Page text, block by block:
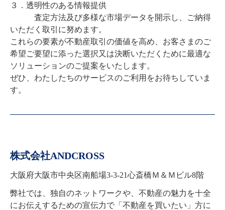
３．透明性のある情報提供
査定方法及び多様な市場データを開示し、ご納得
いただく取引に努めます。
これらの要素が不動産取引の価値を高め、お客さまのご
希望ご要望に添った選択又は決断いただくために最適な
ソリューションのご提案をいたします。
ぜひ、わたしたちのサービスのご利用をお待ちしていま
す。
株式会社ANDCROSS
大阪府大阪市中央区南船場3-3-21心斎橋Ｍ＆Ｍビル8階
弊社では、独自のネットワークや、不動産の魅力を十全
にお伝えするための宣伝力で「不動産を買いたい」方に